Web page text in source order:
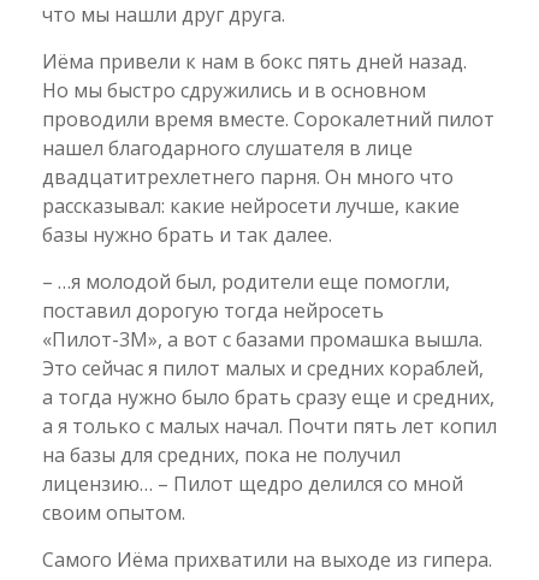
что мы нашли друг друга.
Иёма привели к нам в бокс пять дней назад.
Но мы быстро сдружились и в основном
проводили время вместе. Сорокалетний пилот
нашел благодарного слушателя в лице
двадцатитрехлетнего парня. Он много что
рассказывал: какие нейросети лучше, какие
базы нужно брать и так далее.
– …я молодой был, родители еще помогли,
поставил дорогую тогда нейросеть
«Пилот-3М», а вот с базами промашка вышла.
Это сейчас я пилот малых и средних кораблей,
а тогда нужно было брать сразу еще и средних,
а я только с малых начал. Почти пять лет копил
на базы для средних, пока не получил
лицензию… – Пилот щедро делился со мной
своим опытом.
Самого Иёма прихватили на выходе из гипера.